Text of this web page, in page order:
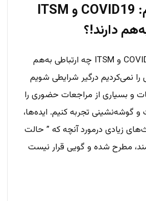
دو تغییر لازم: COVID19 و ITSM
دارند!؟
دو تغییر لازم: COVID19 و ITSM چه ارتباطی به‌هم
را نمی‌کردیم درگیر شرایطی شویم
و بسیاری از مراجعات حضوری را
گوشه‌نشینی تجربه کنیم. ایده‌ها،
زیادی درمورد آنچه که ” حالت
مطرح شده و گویی قرار نیست